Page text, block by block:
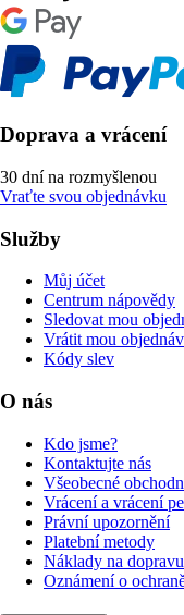
Doprava a vrácení
30 dní na rozmyšlenou
Vraťte svou objednávku
Služby
Můj účet
Centrum nápovědy
Sledovat mou
Vrátit mou
Kódy slev
O nás
Kdo jsme?
Kontaktujte nás
Všeobecné
Vrácení a vrácení
Právní upozornění
Platební metody
Náklady na
Oznámení o